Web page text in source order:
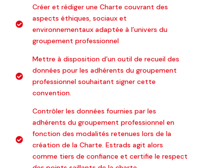
Créer et rédiger une Charte couvrant des
aspects éthiques, sociaux et
environnementaux adaptée à l’univers du
groupement professionnel
Mettre à disposition d’un outil de recueil des
données pour les adhérents du groupement
professionnel souhaitant signer cette
convention.
Contrôler les données fournies par les
adhérents du groupement professionnel en
fonction des modalités retenues lors de la
création de la Charte. Estrads agit alors
comme tiers de confiance et certifie le respect